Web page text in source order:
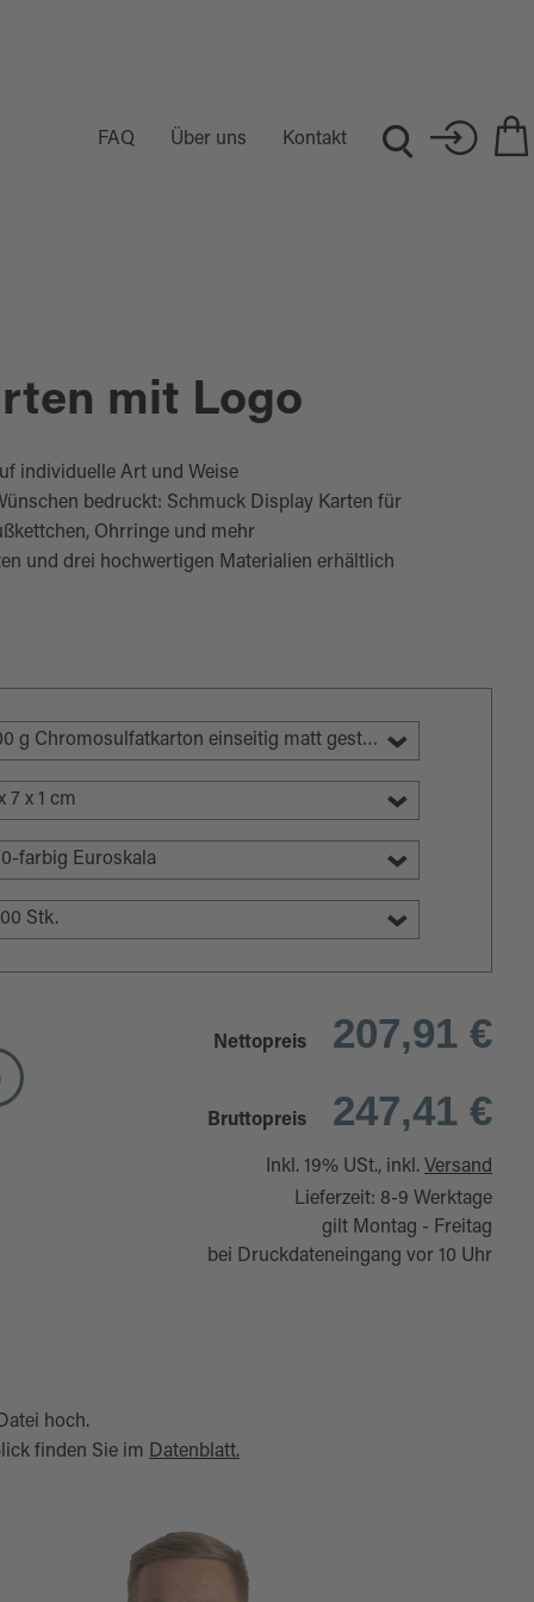
FAQ Über uns Kontakt
mit Logo
individuelle Art und Weise
bedruckt: Schmuck Display Karten für
Ohrringe und mehr
und drei hochwertigen Materialien erhältlich
400 g Chromosulfatkarton einseitig matt gestrichen
7 x 1 cm
farbig Euroskala
Stk.
Nettopreis 207,91 €
Bruttopreis 247,41 €
Inkl. 19% USt., inkl. Versand
Lieferzeit: 8-9 Werktage
gilt Montag - Freitag
bei Druckdateneingang vor 10 Uhr
hoch.
finden Sie im Datenblatt.